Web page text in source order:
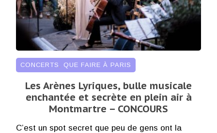
CONCERTS QUE FAIRE À PARIS
Les Arènes Lyriques, bulle musicale
enchantée et secrète en plein air à
Montmartre – CONCOURS
C’est un spot secret que peu de gens ont la